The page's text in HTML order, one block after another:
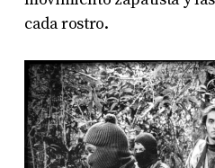
cada rostro.